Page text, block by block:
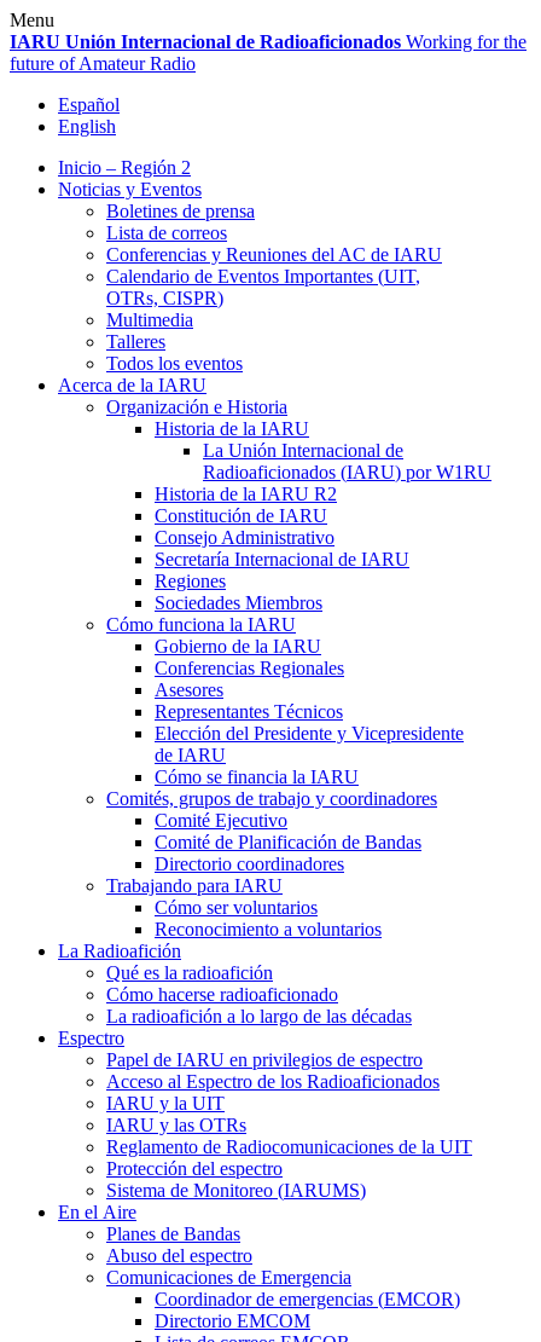
Skip
to
content
Menu
IARU Unión Internacional de Radioaficionados Working for the
future of Amateur Radio
Español
English
Inicio – Región 2
Noticias y Eventos
Boletines de prensa
Lista de correos
Conferencias y Reuniones del AC de IARU
Calendario de Eventos Importantes (UIT,
OTRs, CISPR)
Multimedia
Talleres
Todos los eventos
Acerca de la IARU
Organización e Historia
Historia de la IARU
La Unión Internacional de
Radioaficionados (IARU) porW1RU
Historia de la IARU R2
Constitución de IARU
Consejo Administrativo
Secretaría Internacional de IARU
Regiones
Sociedades Miembros
Cómo funciona la IARU
Gobierno de la IARU
Conferencias Regionales
Asesores
Representantes Técnicos
Elección del Presidente y Vicepresidente
de IARU
Cómo se financia la IARU
Comités, grupos de trabajo y coordinadores
Comité Ejecutivo
Comité de Planificación de Bandas
Directorio coordinadores
Trabajando para IARU
Cómo ser voluntarios
Reconocimiento a voluntarios
La Radioafición
Qué es la radioafición
Cómo hacerse radioaficionado
La radioafición a lo largo de las décadas
Espectro
Papel de IARU en privilegios de espectro
Acceso al Espectro de los Radioaficionados
IARU y la UIT
IARU y las OTRs
Reglamento de Radiocomunicaciones de la UIT
Protección del espectro
Sistema de Monitoreo (IARUMS)
En el Aire
Planes de Bandas
Abuso del espectro
Comunicaciones de Emergencia
Coordinador de emergencias (EMCOR)
Directorio EMCOM